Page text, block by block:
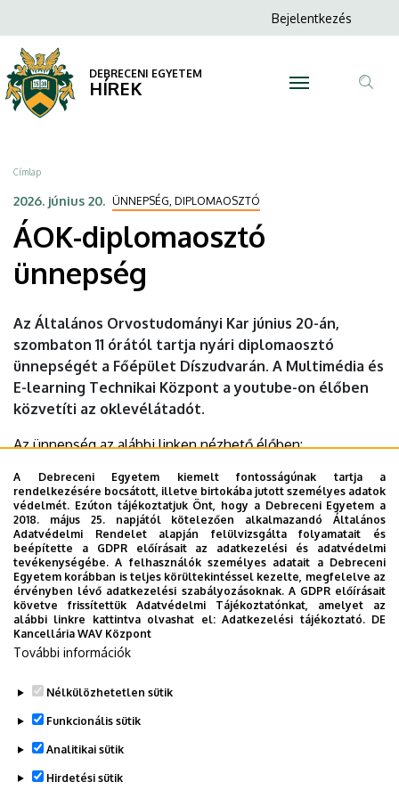
diplomaosztó
ünnepség
DEBRECENI
EGYETEM
a
tartalomra
Anonim
menüje
Bejelentkezés
DEBRECENI EGYETEM
HÍREK
Morzsa
Címlap
2026. június 20. ÜNNEPSÉG, DIPLOMAOSZTÓ
ÁOK-diplomaosztó
ünnepség
Az Általános Orvostudományi Kar június 20-án,
szombaton 11 órától tartja nyári diplomaosztó
ünnepségét a Főépület Díszudvarán. A Multimédia és
E-learning Technikai Központ a youtube-on élőben
közvetíti az oklevélátadót.
Az ünnepség az alábbi linken nézhető élőben:
https://www.youtube.com/live/rqtizLTQ1do
Időpont:2026. június 20., szombat 11 óra
Helyszín:DE Főépület, Díszudvar (Debrecen, Egyetem tér
1.)
Last update: 2026. 06. 10. 13:10
A Debreceni Egyetem kiemelt fontosságúnak tartja a
rendelkezésére bocsátott, illetve birtokába jutott személyes adatok
védelmét. Ezúton tájékoztatjuk Önt, hogy a Debreceni Egyetem a
2018. május 25. napjától kötelezően alkalmazandó Általános
Adatvédelmi Rendelet alapján felülvizsgálta folyamatait és
beépítette a GDPR előírásait az adatkezelési és adatvédelmi
tevékenységébe. A felhasználók személyes adatait a Debreceni
Egyetem korábban is teljes körültekintéssel kezelte, megfelelve az
érvényben lévő adatkezelési szabályozásoknak. A GDPR előírásait
követve frissítettük Adatvédelmi Tájékoztatónkat, amelyet az
alábbi linkre kattintva olvashat el:Adatkezelési tájékoztató. DE
Kancellária WAV Központ
További információk
Nélkülözhetetlen sütik
Funkcionális sütik
Analitikai sütik
Hirdetési sütik